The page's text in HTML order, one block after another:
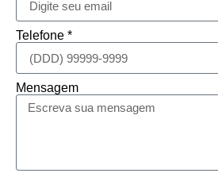
Telefone *
Mensagem